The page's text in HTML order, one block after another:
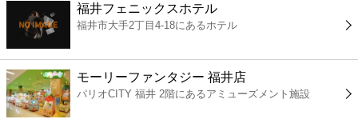
コンビニ
薬局
スーパー
福井フェニックスホテル
福井市大手2丁目4-18にあるホテル
モーリーファンタジー 福井店
パリオCITY 福井 2階にあるアミューズメント施設